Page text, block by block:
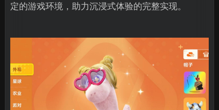
定的游戏环境，助力沉浸式体验的完整实现。